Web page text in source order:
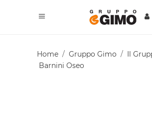
Home / Gruppo Gimo / Il
Barnini Oseo